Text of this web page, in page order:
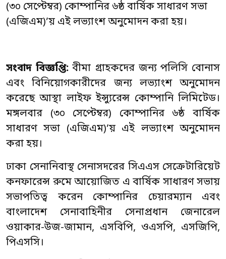
(৩০ সেপ্টেম্বর) কোম্পানির ৬ষ্ঠ বার্ষিক সাধারণ সভা
(এজিএম)’য় এই লভ্যাংশ অনুমোদন করা হয়।
সংবাদ বিজ্ঞপ্তি:বীমা গ্রাহকদের জন্য পলিসি বোনাস
এবং বিনিয়োগকারীদের জন্য লভ্যাংশ অনুমোদন
করেছে আস্থা লাইফ ইন্স্যুরেন্স কোম্পানি লিমিটেড।
মঙ্গলবার (৩০ সেপ্টেম্বর) কোম্পানির ৬ষ্ঠ বার্ষিক
সাধারণ সভা (এজিএম)’য় এই লভ্যাংশ অনুমোদন
করা হয়।
ঢাকা সেনানিবাস্থ সেনাসদরের সিএএস সেক্রেটারিয়েট
কনফারেন্স রুমে আয়োজিত এ বার্ষিক সাধারণ সভায়
সভাপতিত্ব করেন কোম্পানির চেয়ারম্যান এবং
বাংলাদেশ সেনাবাহিনীর সেনাপ্রধান জেনারেল
ওয়াকার-উজ-জামান, এসবিপি, ওএসপি, এসজিপি,
পিএসসি।